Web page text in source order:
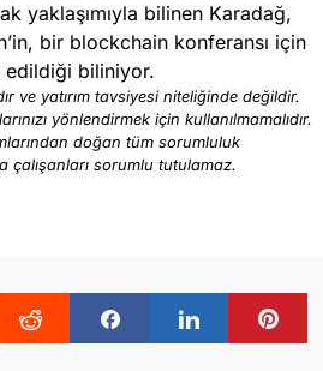
yaklaşımıyla bilinen Karadağ,
bir blockchain konferansı için
edildiği biliniyor.
ve yatırım tavsiyesi niteliğinde değildir.
yönlendirmek için kullanılmamalıdır.
doğan tüm sorumluluk
çalışanları sorumlu tutulamaz.